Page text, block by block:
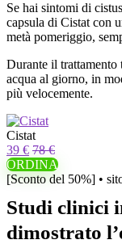
Se hai sintomi di
capsula di Cistat con
metà pomeriggio,
Durante il
acqua al giorno, in
più velocemente.
Cistat
39 € 78 €
ORDINA
[Sconto del 50%] •
Studi clinici
dimostrato